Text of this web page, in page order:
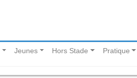
Jeunes Hors Stade Pratique